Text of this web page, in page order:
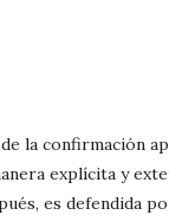
la confirmación
explícita y
es defendida